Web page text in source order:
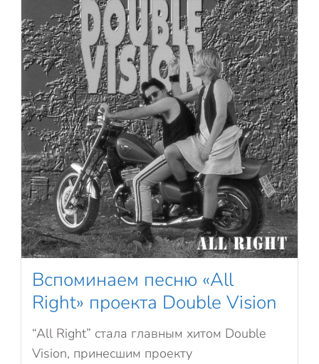
Вспоминаем песню «All
Right» проекта Double Vision
“All Right” стала главным хитом Double
Vision, принесшим проекту